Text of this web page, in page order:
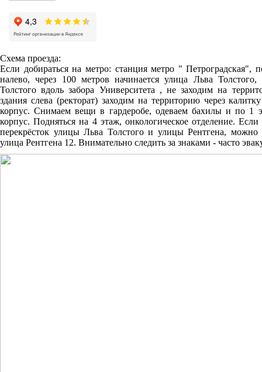
Схема проезда:
Если добираться на метро: станция метро " Петроградская",
налево, через 100 метров начинается улица Льва
Толстого вдоль забора Университета , не заходим на
здания слева (ректорат) заходим на территорию через
корпус. Снимаем вещи в гардеробе, одеваем бахилы и по 1
корпус. Подняться на 4 этаж, онкологическое отделение.
перекрёсток улицы Льва Толстого и улицы Рентгена, можно
улица Рентгена 12. Внимательно следить за знаками - часто